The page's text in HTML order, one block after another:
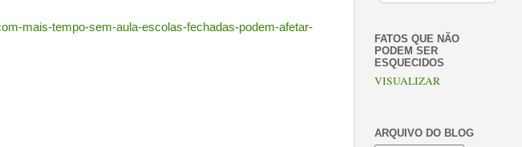
mais-tempo-sem-aula-escolas-fechadas-podem-afetar-
FATOS QUE NÃO
PODEM SER
ESQUECIDOS
VISUALIZAR
ARQUIVO DO BLOG